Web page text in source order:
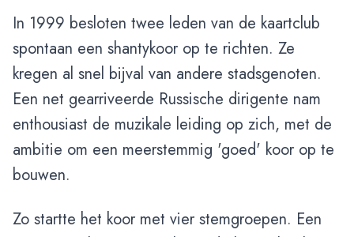
In 1999 besloten twee leden van de kaartclub
spontaan een shantykoor op te richten. Ze
kregen al snel bijval van andere stadsgenoten.
Een net gearriveerde Russische dirigente nam
enthousiast de muzikale leiding op zich, met de
ambitie om een meerstemmig 'goed' koor op te
bouwen.
Zo startte het koor met vier stemgroepen. Een